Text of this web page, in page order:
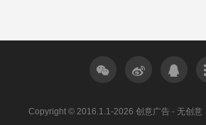
Copyright © 2016.1.1-2026 创意广告 - 无创意